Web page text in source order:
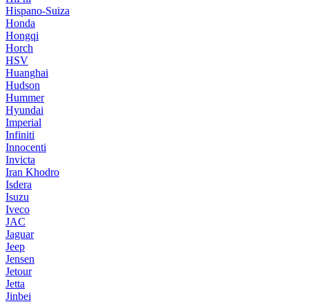
Hispano-Suiza
Honda
Hongqi
Horch
HSV
Huanghai
Hudson
Hummer
Hyundai
Imperial
Infiniti
Innocenti
Invicta
Iran Khodro
Isdera
Isuzu
Iveco
JAC
Jaguar
Jeep
Jensen
Jetour
Jetta
Jinbei